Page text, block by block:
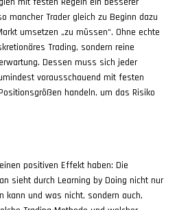
mancher Trader gleich zu Beginn dazu
umsetzen „zu müssen“. Ohne echte
Trading, sondern reine
Dessen muss sich jeder
vorausschauend mit festen
handeln, um das Risiko
positiven Effekt haben: Die
sieht durch Learning by Doing nicht nur
kann und was nicht, sondern auch,